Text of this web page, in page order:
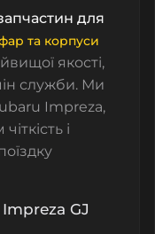
для
та корпуси
якості,
служби. Ми
Impreza,
і
GJ